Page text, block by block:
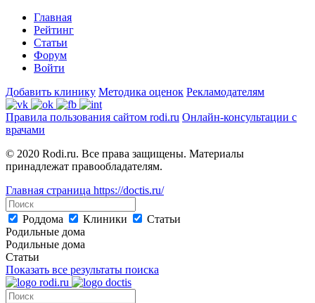
Главная
Рейтинг
Статьи
Форум
Войти
Добавить клинику Методика оценок Рекламодателям
Правила пользования сайтом rodi.ru Онлайн-консультации с
врачами
© 2020 Rodi.ru. Все права защищены. Материалы
принадлежат правообладателям.
Главная страница https://doctis.ru/
Роддома Клиники
Статьи
Родильные дома
Родильные дома
Статьи
Показать все результаты поиска